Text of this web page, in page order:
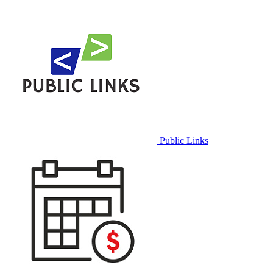
Public Links